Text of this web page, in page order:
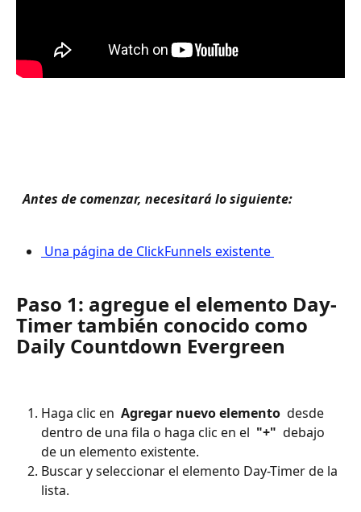
Antes de comenzar, necesitará lo siguiente:
Una página de ClickFunnels existente
Paso 1: agregue el elemento Day-
Timer también conocido como
Daily Countdown Evergreen
Haga clic en Agregar nuevo elemento desde
dentro de una fila o haga clic en el "+" debajo
de un elemento existente.
Buscar y seleccionar el elemento Day-Timer de la
lista.